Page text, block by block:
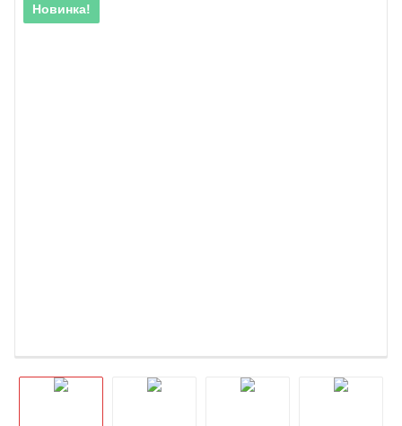
Новинка!